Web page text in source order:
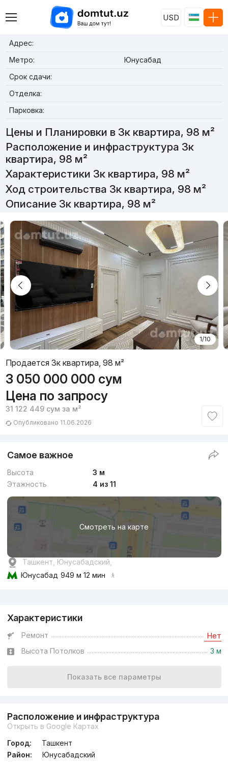
USD
Адрес:
Метро:
Юнусабад
Срок сдачи:
Отделка:
Парковка:
Цены и Планировки в 3к квартира, 98 м²
Расположение и инфраструктура 3к
квартира, 98 м²
Характеристики 3к квартира, 98 м²
Ход строительства 3к квартира, 98 м²
Описание 3к квартира, 98 м²
1/10
Продается 3к квартира, 98 м²
3 050 000 000 сум
Цена по запросу
31 122 449 сум за м²
Опубликовано 11.06.2026
Самое важное
Высота
3 м
Этажность
4 из 11
Смотреть на карте
Ташкент, Юнусабадский,
Юнусабад 949 м 12 мин
Характеристики
Ремонт Нет
Высота Потолков 3 м
Показать все параметры
Расположение и инфраструктура
Открыть в Google Картах
Город:
Ташкент
Район:
Юнусабадский